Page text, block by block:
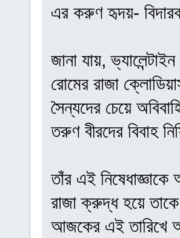
এর করুণ হৃদয়-
জানা যায়,
রোমের রাজা
সৈন্যদের চেয়ে
তরুণ বীরদের বিবাহ
তাঁর এই
রাজা ক্রুদ্ধ হয়ে
আজকের এই তারিখে